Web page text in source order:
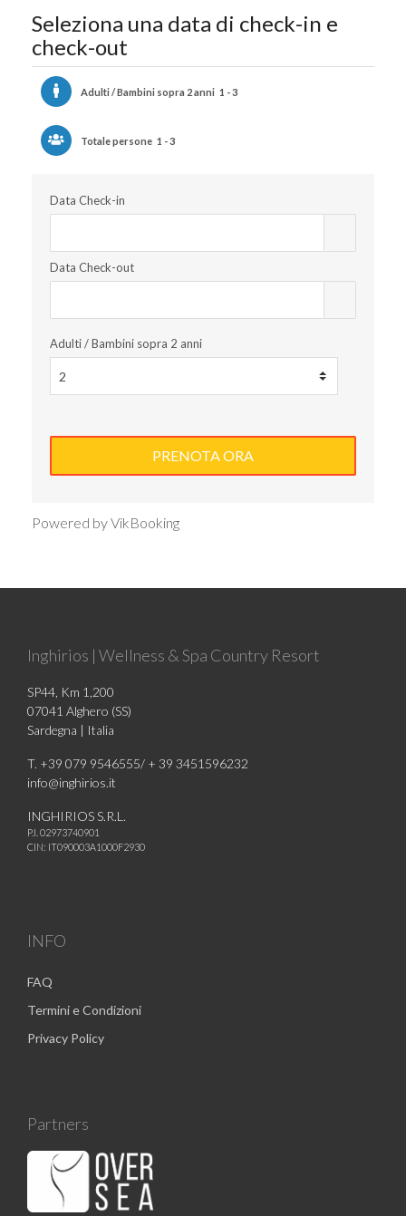
Seleziona una data di check-in e
check-out
Adulti / Bambini sopra 2 anni 1 - 3
Totale persone 1 - 3
Data Check-in
Data Check-out
Adulti / Bambini sopra 2 anni
Powered by VikBooking
Inghirios | Wellness & Spa Country Resort
SP44, Km 1,200
07041 Alghero (SS)
Sardegna | Italia
T. +39 079 9546555/ + 39 3451596232
info@inghirios.it
INGHIRIOS S.R.L.
P.I. 02973740901
CIN: IT090003A1000F2930
INFO
FAQ
Termini e Condizioni
Privacy Policy
Partners